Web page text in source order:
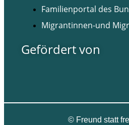
Familienportal des
Migrantinnen-und
Gefördert von
©Freund statt